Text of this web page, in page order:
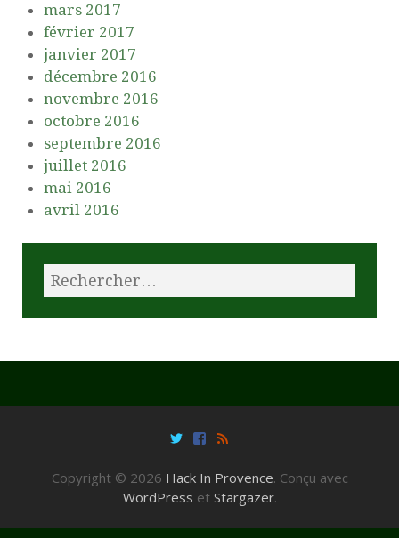
mars 2017
février 2017
janvier 2017
décembre 2016
novembre 2016
octobre 2016
septembre 2016
juillet 2016
mai 2016
avril 2016
Copyright © 2026 Hack In Provence. Conçu avec
WordPress et Stargazer.